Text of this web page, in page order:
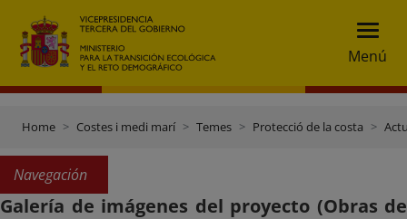
Menú
Home Costes i medi marí Temes Protecció de la costa
Navegación
Galería de imágenes del proyecto (Obras de